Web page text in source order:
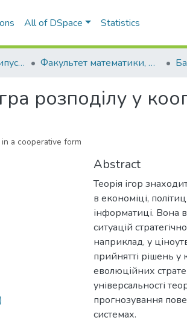
All of DSpace Statistics
01. Кваліфікаційні випускні роботи здобувачів вищої освіти Факультет математики, фізики та інформаційних технологій
розподілу у
a cooperative form
Abstract
Теорія ігор
в економіці,
інформатиці. Вона
ситуацій
наприклад, у
прийнятті рішень
еволюційних
універсальності
прогнозування
системах.